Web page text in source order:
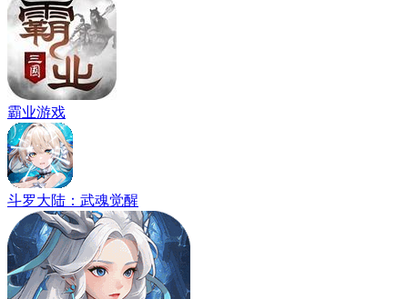
霸业游戏
斗罗大陆：武魂觉醒